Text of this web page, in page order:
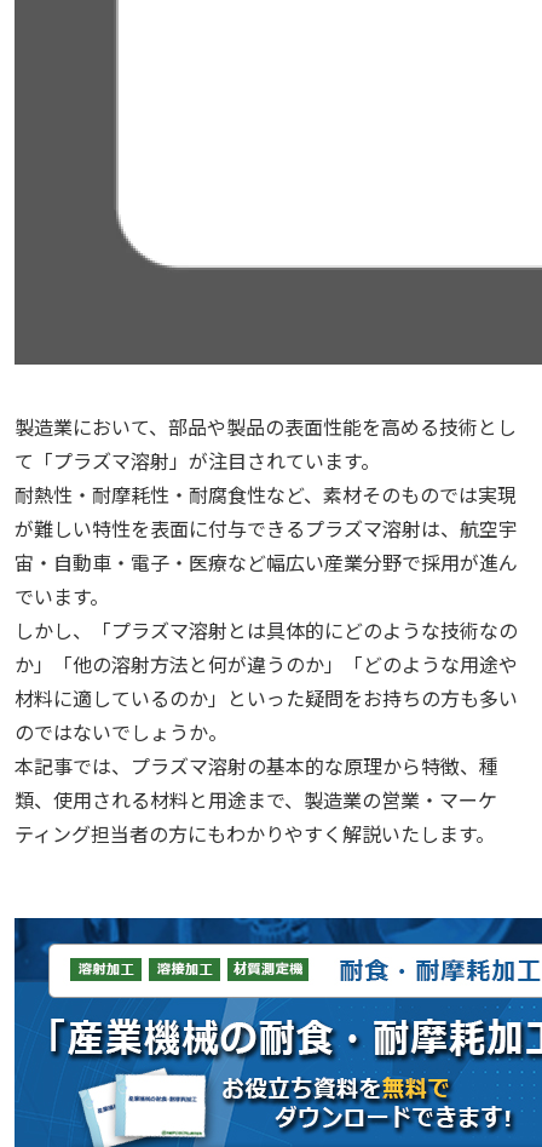
製造業において、部品や製品の表面性能を高める技術とし
て「プラズマ溶射」が注目されています。
耐熱性・耐摩耗性・耐腐食性など、素材そのものでは実現
が難しい特性を表面に付与できるプラズマ溶射は、航空宇
宙・自動車・電子・医療など幅広い産業分野で採用が進ん
でいます。
しかし、「プラズマ溶射とは具体的にどのような技術なの
か」「他の溶射方法と何が違うのか」「どのような用途や
材料に適しているのか」といった疑問をお持ちの方も多い
のではないでしょうか。
本記事では、プラズマ溶射の基本的な原理から特徴、種
類、使用される材料と用途まで、製造業の営業・マーケ
ティング担当者の方にもわかりやすく解説いたします。